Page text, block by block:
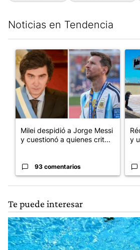
Noticias en Tendencia
Un artículo de tendencia con el título
Milei despidió a Jorge Messi
y cuestionó a quienes crit...
93 comentarios
y